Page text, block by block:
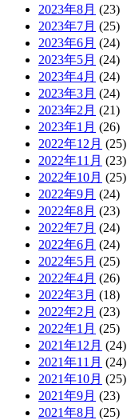
2023年8月 (23)
2023年7月 (25)
2023年6月 (24)
2023年5月 (24)
2023年4月 (24)
2023年3月 (24)
2023年2月 (21)
2023年1月 (26)
2022年12月 (25)
2022年11月 (23)
2022年10月 (25)
2022年9月 (24)
2022年8月 (23)
2022年7月 (24)
2022年6月 (24)
2022年5月 (25)
2022年4月 (26)
2022年3月 (18)
2022年2月 (23)
2022年1月 (25)
2021年12月 (24)
2021年11月 (24)
2021年10月 (25)
2021年9月 (23)
2021年8月 (25)